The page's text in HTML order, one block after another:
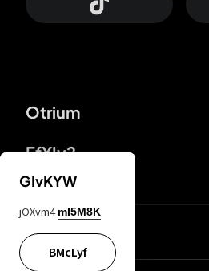
Otrium
FfYIy2
Lj7sBL
GIvKYW
jOXvm4 mI5M8K
BMcLyf